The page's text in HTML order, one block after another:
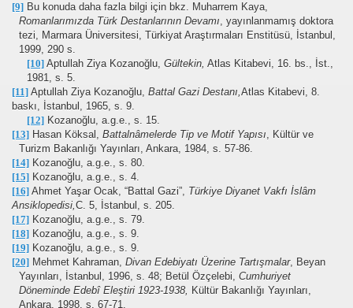
[9] Bu konuda daha fazla bilgi için bkz. Muharrem Kaya,
Romanlarımızda Türk Destanlarının Devamı, yayınlanmamış doktora
tezi, Marmara Üniversitesi, Türkiyat Araştırmaları Enstitüsü, İstanbul,
1999, 290 s.
[10]Aptullah Ziya Kozanoğlu, Gültekin, Atlas Kitabevi, 16. bs., İst.,
1981, s. 5.
[11] Aptullah Ziya Kozanoğlu, Battal Gazi Destanı,Atlas Kitabevi, 8.
baskı, İstanbul, 1965, s. 9.
[12]Kozanoğlu, a.g.e., s. 15.
[13] Hasan Köksal, Battalnâmelerde Tip ve Motif Yapısı, Kültür ve
Turizm Bakanlığı Yayınları, Ankara, 1984, s. 57-86.
[14] Kozanoğlu, a.g.e., s. 80.
[15] Kozanoğlu, a.g.e., s. 4.
[16] Ahmet Yaşar Ocak, “Battal Gazi”, Türkiye Diyanet Vakfı İslâm
Ansiklopedisi,C. 5, İstanbul, s. 205.
[17] Kozanoğlu, a.g.e., s. 79.
[18] Kozanoğlu, a.g.e., s. 9.
[19] Kozanoğlu, a.g.e., s. 9.
[20] Mehmet Kahraman, Divan Edebiyatı Üzerine Tartışmalar, Beyan
Yayınları, İstanbul, 1996, s. 48; Betül Özçelebi,Cumhuriyet
Döneminde Edebî Eleştiri 1923-1938, Kültür Bakanlığı Yayınları,
Ankara, 1998, s. 67-71.